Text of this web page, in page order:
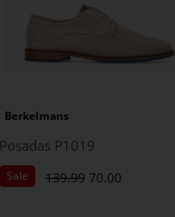
Berkelmans
Posadas P1019
Sale 139.99 70.00